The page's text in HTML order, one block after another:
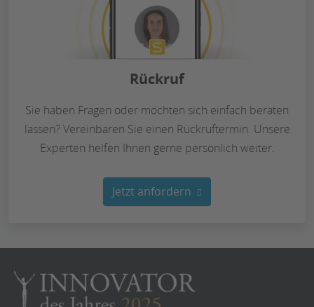
Rückruf
Sie haben Fragen oder möchten sich einfach beraten
lassen? Vereinbaren Sie einen Rückruftermin. Unsere
Experten helfen Ihnen gerne persönlich weiter.
Jetzt anfordern